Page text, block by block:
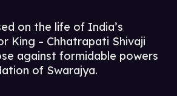
on the life of India’s
King – Chhatrapati Shivaji
against formidable powers
of Swarajya.